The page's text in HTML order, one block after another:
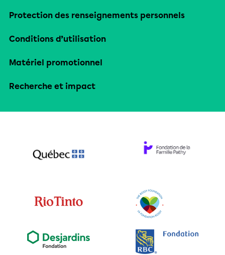
Protection des renseignements personnels
Conditions d’utilisation
Matériel promotionnel
Recherche et impact